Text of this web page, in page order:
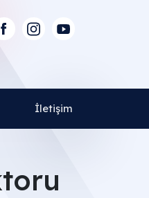
İletişim